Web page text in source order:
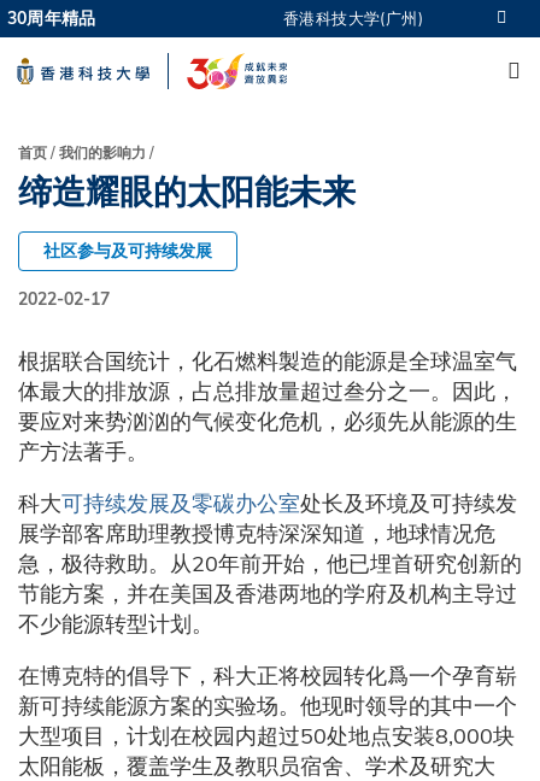
Skip
to
main
更多科大概览
科大新闻
生活@科大
教授简录
30周年精品 香港科技大学(广州)
面
包
屑
首页 我们的影响力
缔造耀眼的太阳能未来
社区参与及可持续发展
2022-02-17
根据联合国统计，化石燃料製造的能源是全球温室气
体最大的排放源，占总排放量超过叁分之一。因此，
要应对来势汹汹的气候变化危机，必须先从能源的生
产方法著手。
科大可持续发展及零碳办公室处长及环境及可持续发
展学部客席助理教授博克特深深知道，地球情况危
急，极待救助。从20年前开始，他已埋首研究创新的
节能方案，并在美国及香港两地的学府及机构主导过
不少能源转型计划。
在博克特的倡导下，科大正将校园转化爲一个孕育崭
新可持续能源方案的实验场。他现时领导的其中一个
大型项目，计划在校园内超过50处地点安装8,000块
太阳能板，覆盖学生及教职员宿舍、学术及研究大